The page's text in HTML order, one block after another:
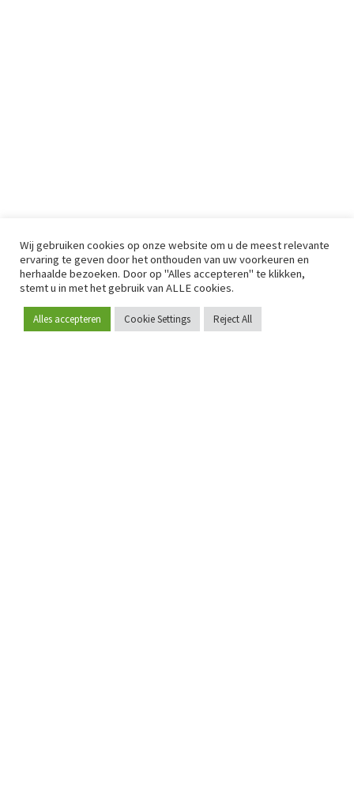
Word lid
Wij gebruiken cookies op onze website om u de meest relevante
ervaring te geven door het onthouden van uw voorkeuren en
herhaalde bezoeken. Door op "Alles accepteren" te klikken,
stemt u in met het gebruik van ALLE cookies.
Alles accepteren Cookie Settings Reject All